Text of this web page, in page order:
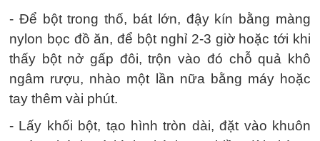
- Để bột trong thố, bát lớn, đậy kín bằng màng
nylon bọc đồ ăn, để bột nghỉ 2-3 giờ hoặc tới khi
thấy bột nở gấp đôi, trộn vào đó chỗ quả khô
ngâm rượu, nhào một lần nữa bằng máy hoặc
tay thêm vài phút.
- Lấy khối bột, tạo hình tròn dài, đặt vào khuôn